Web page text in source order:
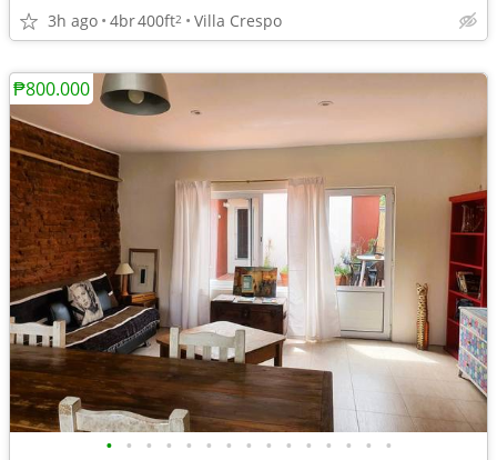
3h ago 4br400ft2 Villa Crespo
• • • • • • • • • • • • • • •
₱800.000